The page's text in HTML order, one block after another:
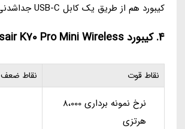
کیبورد هم از طریق یک کابل USB-C جداشدنی انجام می شود.
4. کیبورد Corsair K70 Pro Mini Wireless
نقاط قوت نقاط ضعف
نرخ نمونه برداری 8،000
هرتزی